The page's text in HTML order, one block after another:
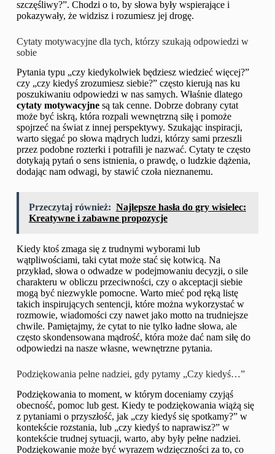
szczęśliwy?”. Chodzi o to, by słowa były wspierające i
pokazywały, że widzisz i rozumiesz jej drogę.
Cytaty motywacyjne dla tych, którzy szukają odpowiedzi w
sobie
Pytania typu „czy kiedykolwiek będziesz wiedzieć więcej?”
czy „czy kiedyś zrozumiesz siebie?” często kierują nas ku
poszukiwaniu odpowiedzi w nas samych. Właśnie dlatego
cytaty motywacyjnesą tak cenne. Dobrze dobrany cytat
może być iskrą, która rozpali wewnętrzną siłę i pomoże
spojrzeć na świat z innej perspektywy. Szukając inspiracji,
warto sięgać po słowa mądrych ludzi, którzy sami przeszli
przez podobne rozterki i potrafili je nazwać. Cytaty te często
dotykają pytań o sens istnienia, o prawdę, o ludzkie dążenia,
dodając nam odwagi, by stawić czoła nieznanemu.
Przeczytaj również: Najlepsze hasła do gry wisielec:
Kreatywne i zabawne propozycje
Kiedy ktoś zmaga się z trudnymi wyborami lub
wątpliwościami, taki cytat może stać się kotwicą. Na
przykład, słowa o odwadze w podejmowaniu decyzji, o sile
charakteru w obliczu przeciwności, czy o akceptacji siebie
mogą być niezwykle pomocne. Warto mieć pod ręką listę
takich inspirujących sentencji, które można wykorzystać w
rozmowie, wiadomości czy nawet jako motto na trudniejsze
chwile. Pamiętajmy, że cytat to nie tylko ładne słowa, ale
często skondensowana mądrość, która może dać nam siłę do
odpowiedzi na nasze własne, wewnętrzne pytania.
Podziękowania pełne nadziei, gdy pytamy „Czy kiedyś…”
Podziękowania to moment, w którym doceniamy czyjąś
obecność, pomoc lub gest. Kiedy te podziękowania wiążą się
z pytaniami o przyszłość, jak „czy kiedyś się spotkamy?” w
kontekście rozstania, lub „czy kiedyś to naprawisz?” w
kontekście trudnej sytuacji, warto, aby były pełne nadziei.
Podziękowanie może być wyrazem wdzięczności za to, co